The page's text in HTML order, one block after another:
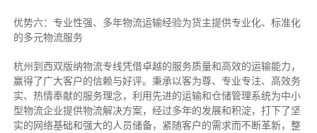
优势六：专业性强、多年物流运输经验为货主提供专业化、标准化
的多元物流服务
杭州到西双版纳物流专线凭借卓越的服务质量和高效的运输能力，
赢得了广大客户的信赖与好评。 秉承以客为尊、专业专注、高效务
实、热情奉献的服务理念，利用先进的运输和仓储管理系统为中小
型物流企业提供物流解决方案，经过多年的发展和积淀，打下了坚
实的网络基础和强大的人员储备，紧随客户的需求而不断革新，整